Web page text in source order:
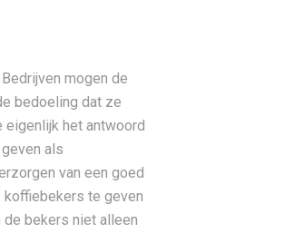
mogen de
bedoeling dat ze
eigenlijk het antwoord
als
van een goed
te geven
de bekers niet alleen